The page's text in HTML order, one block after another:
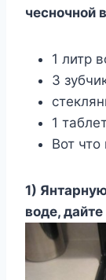
чесночной
1 литр
3
1
Вот
1)
воде,